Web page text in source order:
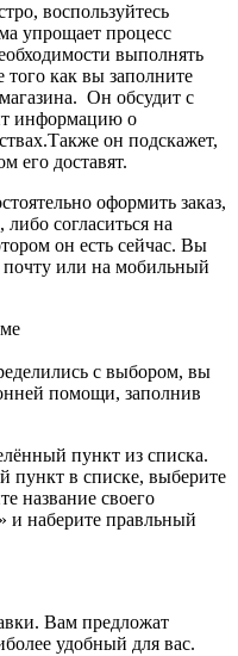
воспользуйтесь
упрощает процесс
выполнять
того как вы заполните
Он обсудит с
информацию о
он подскажет,
его доставят.
оформить заказ,
согласиться на
он есть сейчас. Вы
почту или на мобильный
с выбором, вы
помощи, заполнив
пункт из списка.
пункт в списке, выберите
название своего
и наберите правльный
Вам предложат
удобный для вас.